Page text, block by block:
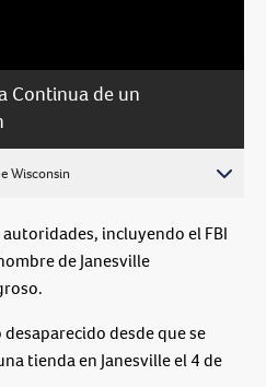
Continua de un
Wisconsin
autoridades, incluyendo el FBI
de Janesville
desde que se
tienda en Janesville el 4 de